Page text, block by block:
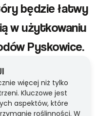
będzie łatwy
w użytkowaniu
Pyskowice.
więcej niż tylko
Kluczowe jest
aspektów, które
roślinności. W